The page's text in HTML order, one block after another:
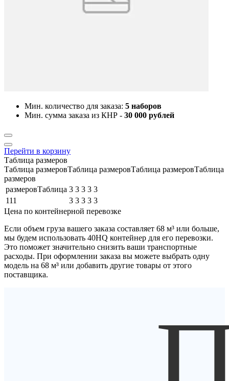
Мин. количество для заказа: 5 наборов
Мин. сумма заказа из КНР - 30 000 рублей
Перейти в корзину
Таблица размеров
Таблица размеровТаблица размеровТаблица размеровТаблица
размеров
размеровТаблица 3 3 3 3 3
111
3 3 3 3 3
Цена по контейнерной перевозке
Если объем груза вашего заказа составляет 68 м³ или больше,
мы будем использовать 40HQ контейнер для его перевозки.
Это поможет значительно снизить ваши транспортные
расходы. При оформлении заказа вы можете выбрать одну
модель на 68 м³ или добавить другие товары от этого
поставщика.